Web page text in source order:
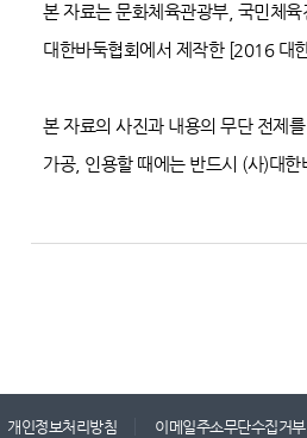
본 자료는 문화체육관광부, 국민체
대한바둑협회에서 제작한 [2016 대
본 자료의 사진과 내용의 무단 전제를
가공, 인용할 때에는 반드시 (사)대
개인정보처리방침 이메일주소무단수집거부